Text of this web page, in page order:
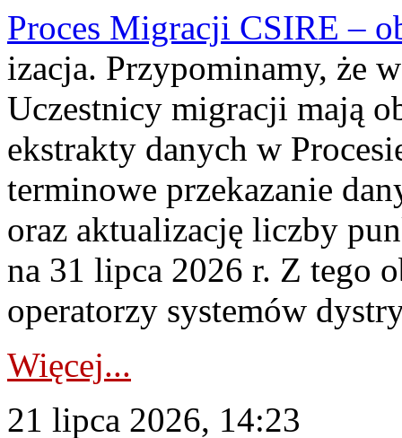
Proces Migracji CSIRE –
izacja. Przypominamy, że
Uczestnicy migracji mają
ekstrakty danych w
terminowe przekazanie
oraz aktualizację liczby
na 31 lipca 2026 r. Z tego
operatorzy systemów
Więcej...
21 lipca 2026, 14:23